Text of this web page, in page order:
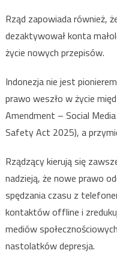
Rząd zapowiada również,
dezaktywował konta
życie nowych przepisów.
Indonezja nie jest
prawo weszło w życie
Amendment – Social
Safety Act 2025), a
Rządzący kierują się
nadzieją, że nowe prawo
spędzania czasu z
kontaktów offline i
mediów
nastolatków depresja.